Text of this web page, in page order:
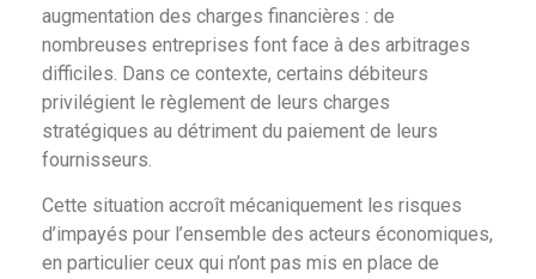
augmentation des charges financières : de
nombreuses entreprises font face à des arbitrages
difficiles. Dans ce contexte, certains débiteurs
privilégient le règlement de leurs charges
stratégiques au détriment du paiement de leurs
fournisseurs.
Cette situation accroît mécaniquement les risques
d’impayés pour l’ensemble des acteurs économiques,
en particulier ceux qui n’ont pas mis en place de